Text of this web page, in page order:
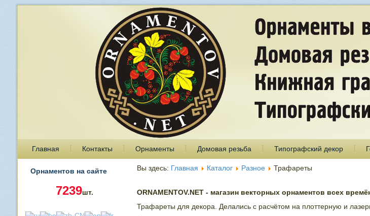
Главная Контакты Орнаменты Домовая резьба Типографский декор
Орнаментов на сайте
7239шт.
Вы здесь: Главная Каталог Разное Трафареты
ORNAMENTOV.NET - магазин векторных орнаментов всех
Трафареты для декора. Делались с расчётом на плоттерную и